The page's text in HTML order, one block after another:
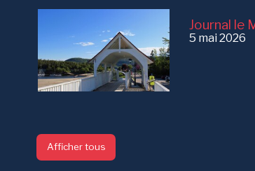
Journal le
5 mai 2026
Afficher tous